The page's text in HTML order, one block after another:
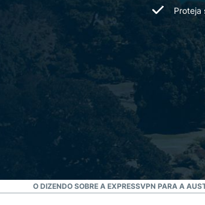
Proteja
ESTÃO DIZENDO SOBRE A EXPRESSVPN PARA A